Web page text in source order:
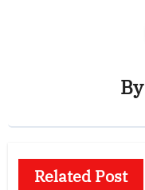
By
Related Post